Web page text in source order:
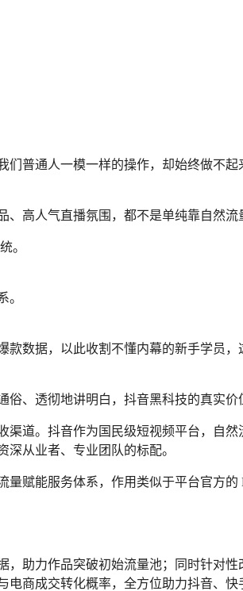
普通人一模一样的操作，却始终做不起
高人气直播氛围，都不是单纯靠自然流
。
。
数据，以此收割不懂内幕的新手学员
、透彻地讲明白，抖音黑科技的真实价
道。抖音作为国民级短视频平台，自
从业者、专业团队的标配。
赋能服务体系，作用类似于平台官方
助力作品突破初始流量池；同时针对
商成交转化概率，全方位助力抖音、快